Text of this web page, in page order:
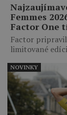
Femmes
Factor One
Factor pripravil
limitované
NOVINKY